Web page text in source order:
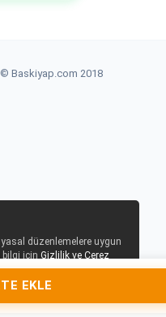
EKLE
© Baskiyap.com 2018
düzenlemelere uygun
bilgi için Gizlilik ve Çerez